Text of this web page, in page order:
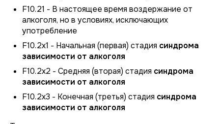
F10.21 - В настоящее время воздержание от
алкоголя, но в условиях, исключающих
употребление
F10.2x1 - Начальная (первая) стадия синдрома
зависимости от алкоголя
F10.2x2 - Средняя (вторая) стадия синдрома
зависимости от алкоголя
F10.2x3 - Конечная (третья) стадия синдрома
зависимости от алкоголя